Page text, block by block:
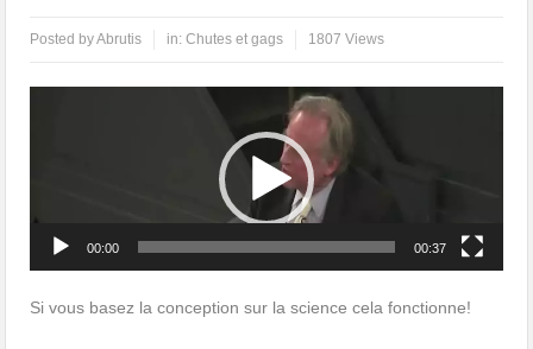
Posted byAbrutis in:Chutes et gags 1807 Views
00:00 00:37
Si vous basez la conception sur la science cela fonctionne!